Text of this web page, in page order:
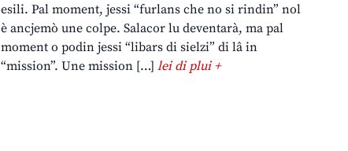
esili. Pal moment, jessi “furlans che no si rindin” nol
è ancjemò une colpe. Salacor lu deventarà, ma pal
moment o podin jessi “libars di sielzi” di lâ in
“mission”. Une mission […]lei di plui +